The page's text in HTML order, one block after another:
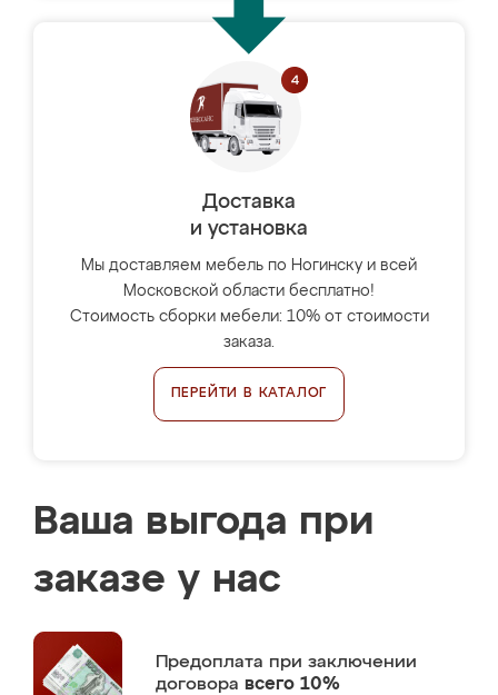
Доставка
и установка
Мы доставляем мебель по Ногинску и всей
Московской области бесплатно!
Стоимость сборки мебели: 10% от стоимости
заказа.
ПЕРЕЙТИ В КАТАЛОГ
Ваша выгода при
заказе у нас
Предоплата при заключении
договора всего 10%